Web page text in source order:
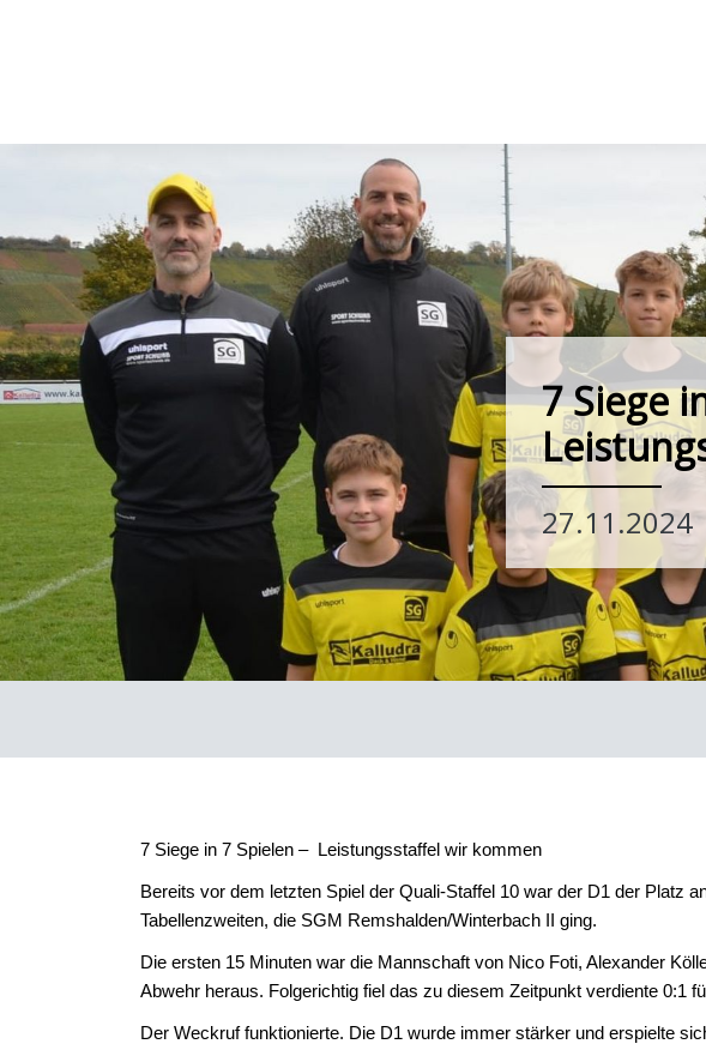
7 Siege
27.11.2024
7 Siege in 7 Spielen – Leistungsstaffel wir kommen
Bereits vor dem letzten Spiel der Quali-Staffel 10 war der D1 der Platz
Tabellenzweiten, die SGM Remshalden/Winterbach II ging.
Die ersten 15 Minuten war die Mannschaft von Nico Foti, Alexander
Abwehr heraus. Folgerichtig fiel das zu diesem Zeitpunkt verdiente 0:1
Der Weckruf funktionierte. Die D1 wurde immer stärker und erspielte